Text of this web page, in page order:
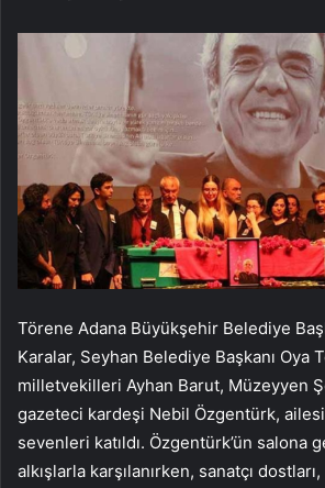
Törene Adana Büyükşehir Belediye
Karalar, Seyhan Belediye Başkanı Oya
milletvekilleri Ayhan Barut, Müzeyyen
gazeteci kardeşi Nebil Özgentürk,
sevenleri katıldı. Özgentürk’ün salona
alkışlarla karşılanırken, sanatçı